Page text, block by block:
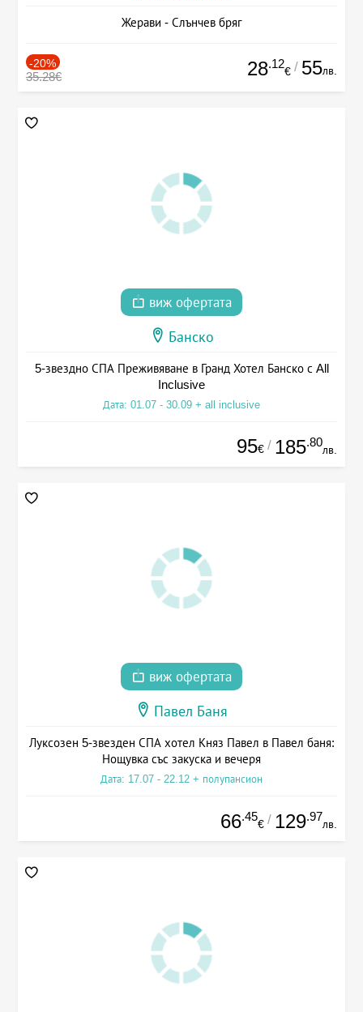
Жерави - Слънчев бряг
-20%
35.28€ 28.12
€ / 55лв.
виж офертата
Банско
5-звездно СПА Преживяване в Гранд Хотел Банско с All
Inclusive
Дата: 01.07 - 30.09 + all inclusive
95€ / 185.80
лв.
виж офертата
Павел Баня
Луксозен 5-звезден СПА хотел Княз Павел в Павел баня:
Нощувка със закуска и вечеря
Дата: 17.07 - 22.12 + полупансион
66.45
€ / 129.97
лв.